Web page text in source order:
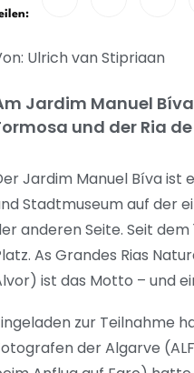
Ulrich van Stipriaan
Jardim Manuel
und der Ria
Jardim Manuel Bíva ist
Stadtmuseum auf der
anderen Seite. Seit
As Grandes Rias
ist das Motto – und
zur Teilnahme
der Algarve